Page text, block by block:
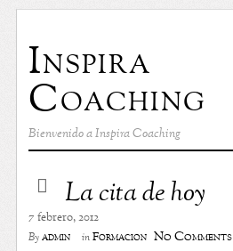
Inspira
Coaching
Bienvenido a Inspira Coaching
La cita de hoy
7 febrero, 2012
Byadmin inFormación No Comments